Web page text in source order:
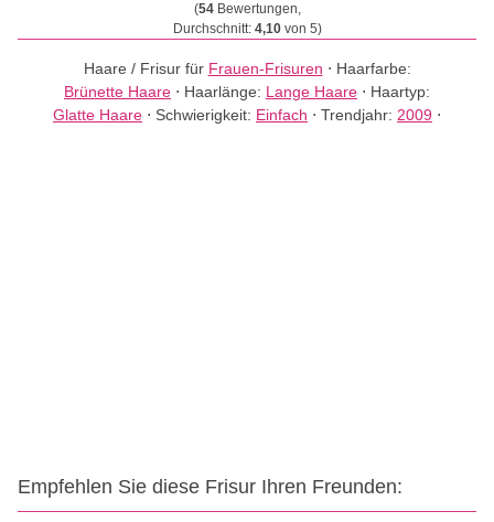
(54Bewertungen,
Durchschnitt: 4,10von 5)
Haare / Frisur für Frauen-Frisuren ⋅ Haarfarbe:
Brünette Haare ⋅ Haarlänge: Lange Haare ⋅ Haartyp:
Glatte Haare ⋅ Schwierigkeit: Einfach ⋅ Trendjahr: 2009 ⋅
Empfehlen Sie diese Frisur Ihren Freunden: